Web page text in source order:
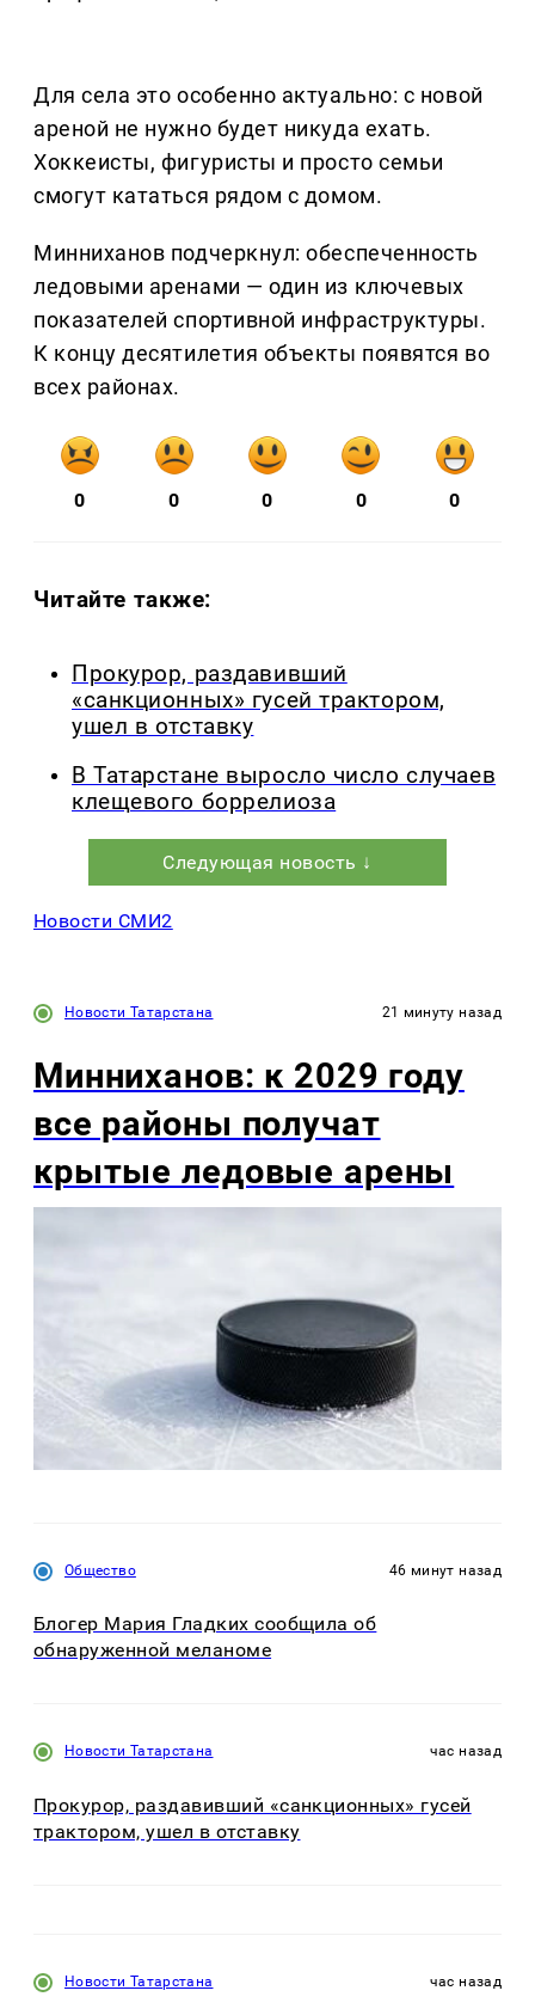
Для села это особенно актуально: с новой
ареной не нужно будет никуда ехать.
Хоккеисты, фигуристы и просто семьи
смогут кататься рядом с домом.
Минниханов подчеркнул: обеспеченность
ледовыми аренами — один из ключевых
показателей спортивной инфраструктуры.
К концу десятилетия объекты появятся во
всех районах.
0 0 0 0 0
Читайте также:
Прокурор, раздавивший
«санкционных» гусей трактором,
ушел в отставку
В Татарстане выросло число случаев
клещевого боррелиоза
Следующая новость ↓
Новости СМИ2
Новости Татарстана 21 минуту назад
Минниханов: к 2029 году
все районы получат
крытые ледовые арены
Общество 46 минут назад
Блогер Мария Гладких сообщила об
обнаруженной меланоме
Новости Татарстана час назад
Прокурор, раздавивший «санкционных» гусей
трактором, ушел в отставку
Новости Татарстана час назад